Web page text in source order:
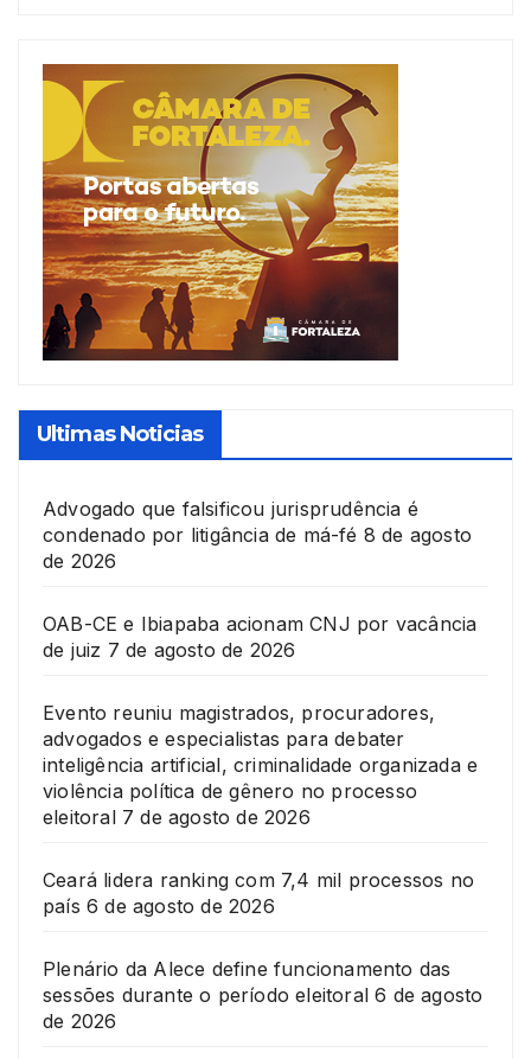
Ultimas Noticias
Advogado que falsificou jurisprudência é
condenado por litigância de má-fé 8 de agosto
de 2026
OAB-CE e Ibiapaba acionam CNJ por vacância
de juiz 7 de agosto de 2026
Evento reuniu magistrados, procuradores,
advogados e especialistas para debater
inteligência artificial, criminalidade organizada e
violência política de gênero no processo
eleitoral 7 de agosto de 2026
Ceará lidera ranking com 7,4 mil processos no
país 6 de agosto de 2026
Plenário da Alece define funcionamento das
sessões durante o período eleitoral 6 de agosto
de 2026